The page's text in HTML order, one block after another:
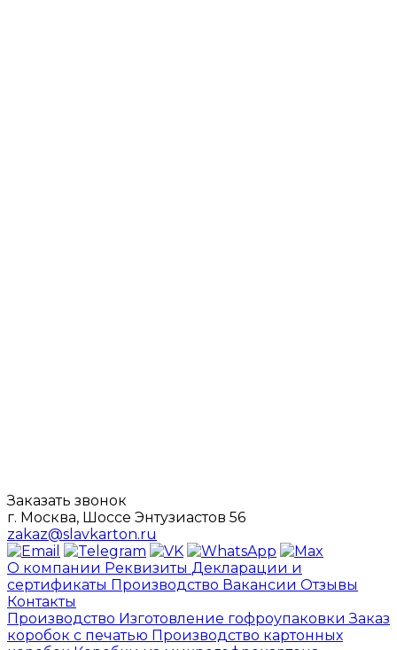
Заказать звонок
г. Москва, Шоссе Энтузиастов 56
zakaz@slavkarton.ru
О компании Реквизиты Декларации и
сертификаты Производство Вакансии Отзывы
Контакты
Производство Изготовление гофроупаковкиЗаказ
коробок с печатью Производство картонных